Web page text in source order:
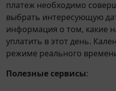
платеж необходимо
выбрать интересующую
информация о том, какие
уплатить в этот день.
режиме реального
Полезные сервисы: